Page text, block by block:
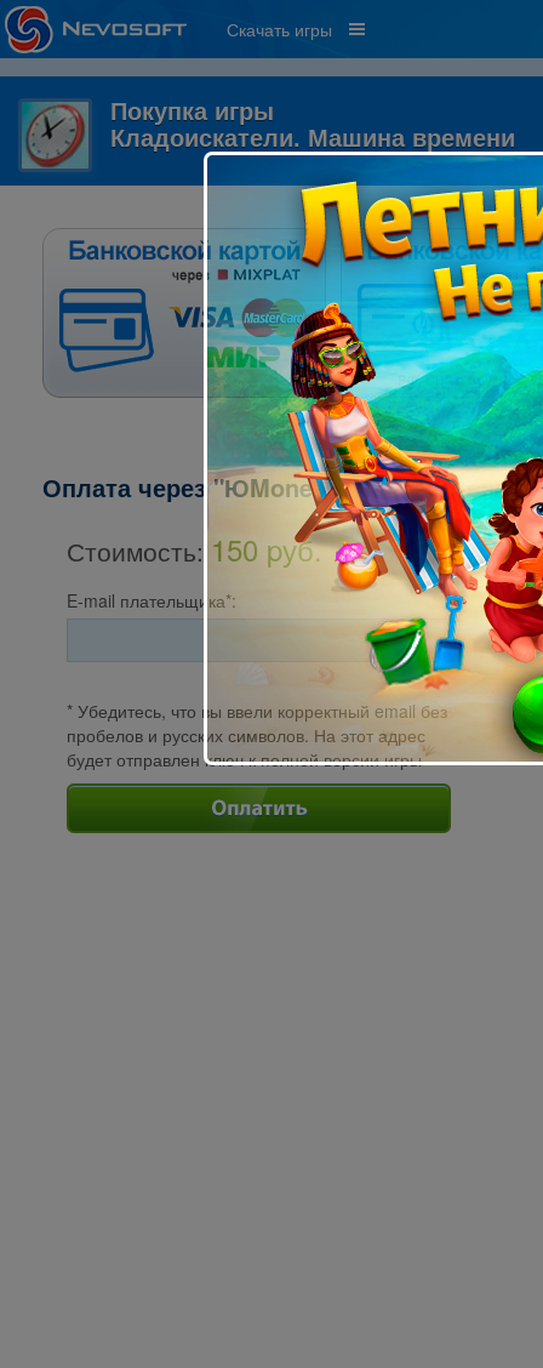
Скачать игры
Покупка игры
Кладоискатели. Машина времени
Оплата через "ЮMoney"
Стоимость: 150 pуб.
E-mail плательщика*:
* Убедитесь, что вы ввели корректный email без
пробелов и русских символов. На этот адрес
будет отправлен ключ к полной версии игры